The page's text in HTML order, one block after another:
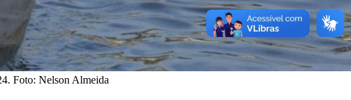
Foto: Nelson Almeida